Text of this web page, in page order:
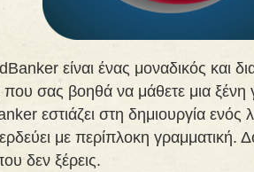
είναι ένας μοναδικός και
που σας βοηθά να μάθετε μια
εστιάζει στη δημιουργία ενός
με περίπλοκη γραμματική.
δεν ξέρεις.